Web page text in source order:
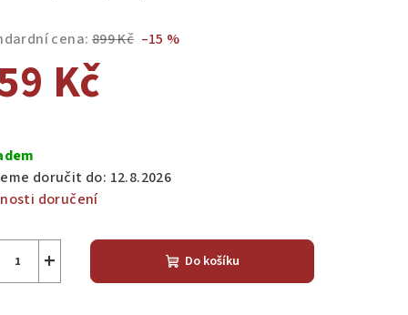
cena: 899 Kč –15 %
Kč
doručit do: 12.8.2026
doručení
+ Do košíku